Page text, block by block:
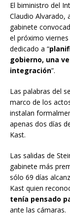
El biministro del
Claudio Alvarado,
gabinete
el próximo
dedicado a “
gobierno, una
integración”.
Las palabras del
marco de los
instalan
apenas dos días
Kast.
Las salidas de
gabinete más
sólo 69 días
Kast quien
tenía pensado
ante las cámaras.